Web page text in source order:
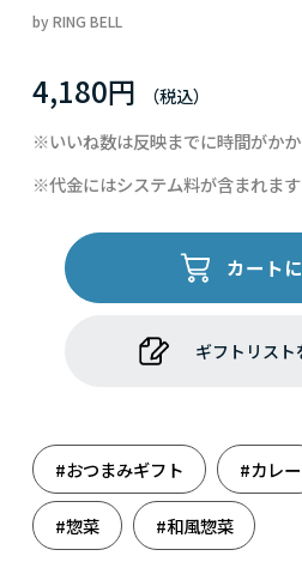
byRING BELL
4,180円
※いいね数は反映までに時間がか
※代金にはシステム料が含まれます
カート
ギフトリスト
#おつまみギフト #カレー
#惣菜 #和風惣菜